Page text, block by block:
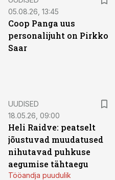
05.08.26, 13:45
Coop Panga uus
personalijuht on Pirkko
Saar
UUDISED
18.05.26, 09:00
Heli Raidve: peatselt
jõustuvad muudatused
nihutavad puhkuse
aegumise tähtaegu
Tööandja puudulik